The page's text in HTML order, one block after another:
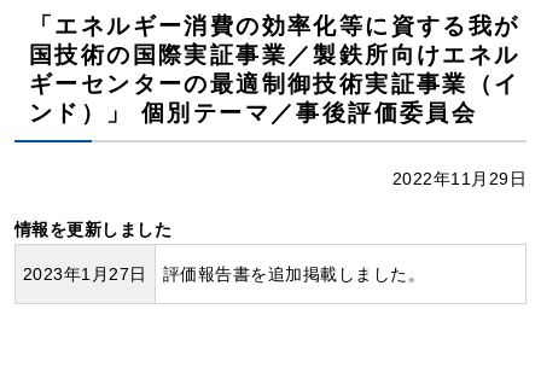
「エネルギー消費の効率化等に資する我が
国技術の国際実証事業／製鉄所向けエネル
ギーセンターの最適制御技術実証事業（イ
ンド）」 個別テーマ／事後評価委員会
2022年11月29日
情報を更新しました
2023年1月27日 評価報告書を追加掲載しました。